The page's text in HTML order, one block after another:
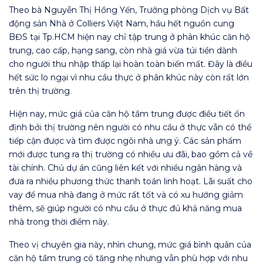
Theo bà Nguyễn Thị Hồng Yến, Trưởng phòng Dịch vụ Bất
động sản Nhà ở Colliers Việt Nam, hầu hết nguồn cung
BĐS tại Tp.HCM hiện nay chỉ tập trung ở phân khúc căn hộ
trung, cao cấp, hạng sang, còn nhà giá vừa túi tiền dành
cho người thu nhập thấp lại hoàn toàn biến mất. Đây là điều
hết sức lo ngại vì nhu cầu thực ở phân khúc này còn rất lớn
trên thị trường.
Hiện nay, mức giá của căn hộ tầm trung được điều tiết ổn
định bởi thị trường nên người có nhu cầu ở thực vẫn có thể
tiếp cận được và tìm được ngôi nhà ưng ý. Các sản phẩm
mới được tung ra thị trường có nhiều ưu đãi, bao gồm cả về
tài chính. Chủ dự án cũng liên kết với nhiều ngân hàng và
đưa ra nhiều phương thức thanh toán linh hoạt. Lãi suất cho
vay để mua nhà đang ở mức rất tốt và có xu hướng giảm
thêm, sẽ giúp người có nhu cầu ở thực đủ khả năng mua
nhà trong thời điểm này.
Theo vị chuyên gia này, nhìn chung, mức giá bình quân của
căn hộ tầm trung có tăng nhẹ nhưng vẫn phù hợp với nhu